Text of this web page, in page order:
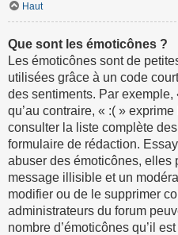
Haut
Que sont les émoticônes ?
Les émoticônes sont de
utilisées grâce à un code
des sentiments. Par
qu’au contraire, « :( »
consulter la liste complète
formulaire de rédaction.
abuser des émoticônes, elles
message illisible et un
modifier ou de le supprimer
administrateurs du forum
nombre d’émoticônes qu’il